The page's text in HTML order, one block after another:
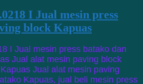
I Jual mesin press
block Kapuas
I Jual mesin press batako dan
Jual alat mesin paving block
Jual alat mesin paving
Kapuas, jual beli mesin press